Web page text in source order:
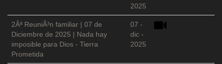
2025
2Âª ReuniÃ³n familiar | 07 de
Diciembre de 2025 | Nada hay
imposible para Dios - Tierra
Prometida
07 -
dic -
2025